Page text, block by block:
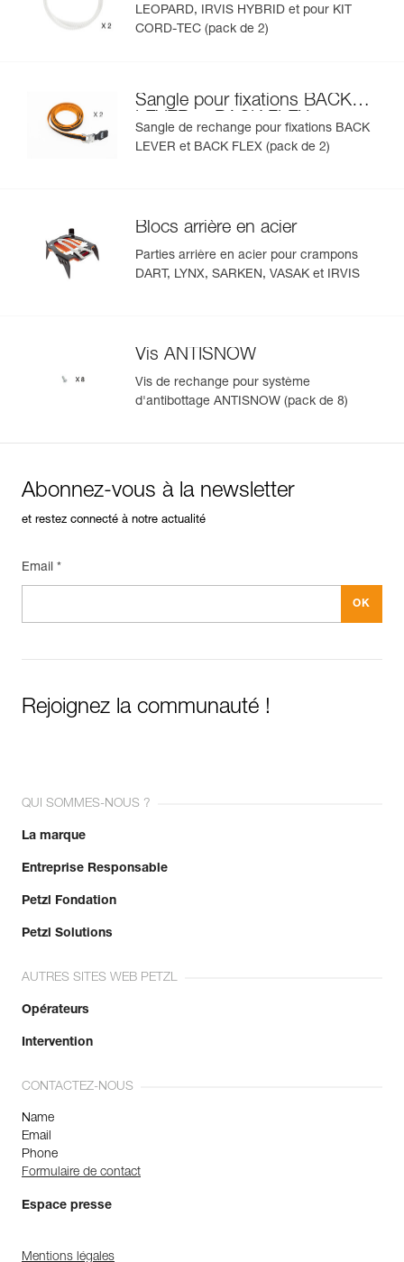
LEOPARD, IRVIS HYBRID et pour KIT
CORD-TEC (pack de 2)
Sangle pour fixations BACK
LEVER et BACK FLEX
Sangle de rechange pour fixations BACK
LEVER et BACK FLEX (pack de 2)
Blocs arrière en acier
Parties arrière en acier pour crampons
DART, LYNX, SARKEN, VASAK et IRVIS
Vis ANTISNOW
Vis de rechange pour système
d'antibottage ANTISNOW (pack de 8)
Abonnez-vous à la newsletter
et restez connecté à notre actualité
Email *
Rejoignez la communauté !
QUI SOMMES-NOUS ?
La marque
Entreprise Responsable
Petzl Fondation
Petzl Solutions
AUTRES SITES WEB PETZL
Opérateurs
Intervention
CONTACTEZ-NOUS
Name
Email
Phone
Formulaire de contact
Espace presse
Mentions légales